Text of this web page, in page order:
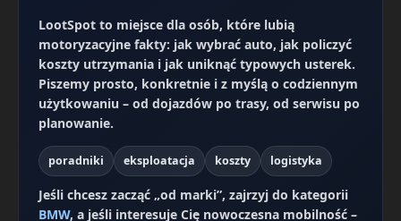
LootSpot to miejsce dla osób, które lubią
motoryzacyjne fakty: jak wybrać auto, jak policzyć
koszty utrzymania i jak uniknąć typowych usterek.
Piszemy prosto, konkretnie i z myślą o codziennym
użytkowaniu – od dojazdów po trasy, od serwisu po
planowanie.
poradniki eksploatacja koszty logistyka
Jeśli chcesz zacząć „od marki”, zajrzyj do kategorii
BMW, a jeśli interesuje Cię nowoczesna mobilność –